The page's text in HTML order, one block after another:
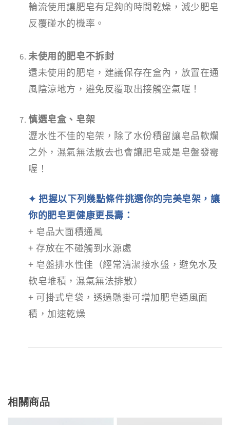
輪流使用讓肥皂有足夠的時間乾燥，減少肥皂
反覆碰水的機率。
未使用的肥皂不拆封
還未使用的肥皂，建議保存在盒內，放置在通
風陰涼地方，避免反覆取出接觸空氣喔！
慎選皂盒、皂架
瀝水性不佳的皂架，除了水份積留讓皂品軟爛
之外，濕氣無法散去也會讓肥皂或是皂盤發霉
喔！
✦ 把握以下列幾點條件挑選你的完美皂架，讓
你的肥皂更健康更長壽：
+ 皂品大面積通風
+ 存放在不碰觸到水源處
+ 皂盤排水性佳（經常清潔接水盤，避免水及
軟皂堆積，濕氣無法排散）
+ 可掛式皂袋，透過懸掛可增加肥皂通風面
積，加速乾燥
相關商品